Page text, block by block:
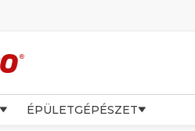
ÉPÜLETGÉPÉSZET